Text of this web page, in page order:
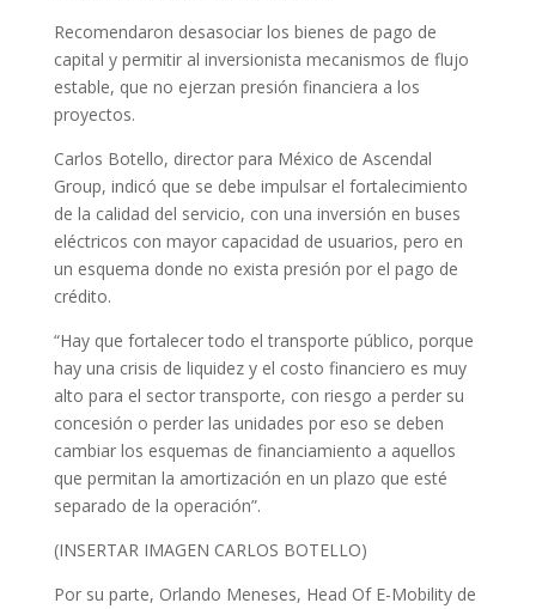
Recomendaron desasociar los bienes de pago de
capital y permitir al inversionista mecanismos de flujo
estable, que no ejerzan presión financiera a los
proyectos.
Carlos Botello, director para México de Ascendal
Group, indicó que se debe impulsar el fortalecimiento
de la calidad del servicio, con una inversión en buses
eléctricos con mayor capacidad de usuarios, pero en
un esquema donde no exista presión por el pago de
crédito.
“Hay que fortalecer todo el transporte público, porque
hay una crisis de liquidez y el costo financiero es muy
alto para el sector transporte, con riesgo a perder su
concesión o perder las unidades por eso se deben
cambiar los esquemas de financiamiento a aquellos
que permitan la amortización en un plazo que esté
separado de la operación”.
(INSERTAR IMAGEN CARLOS BOTELLO)
Por su parte, Orlando Meneses, Head Of E-Mobility de